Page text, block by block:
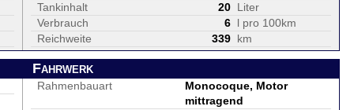
Tankinhalt
20 Liter
Verbrauch
6 l pro 100km
Reichweite
339 km
Fahrwerk
Rahmenbauart
Monocoque, Motor
mittragend